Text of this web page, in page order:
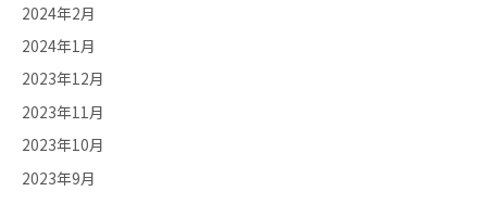
2024年2月
2024年1月
2023年12月
2023年11月
2023年10月
2023年9月